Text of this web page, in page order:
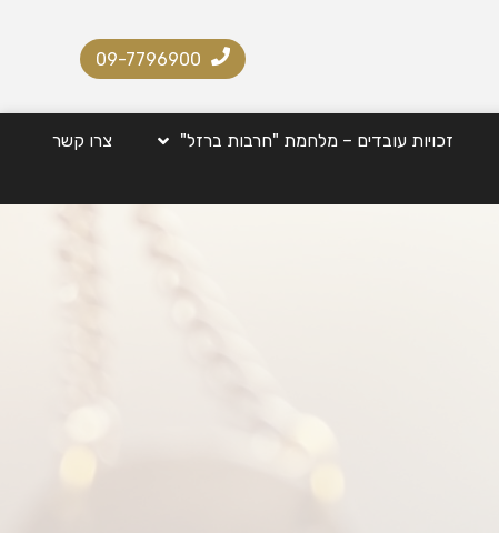
09-7796900
זכויות עובדים – מלחמת "חרבות ברזל" צרו קשר